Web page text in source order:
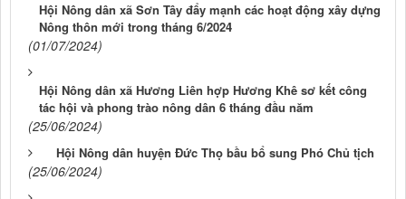
Hội Nông dân xã Sơn Tây đẩy mạnh các hoạt động xây dựng
Nông thôn mới trong tháng 6/2024
(01/07/2024)
Hội Nông dân xã Hương Liên hợp Hương Khê sơ kết công
tác hội và phong trào nông dân 6 tháng đầu năm
(25/06/2024)
Hội Nông dân huyện Đức Thọ bầu bổ sung Phó Chủ tịch
(25/06/2024)